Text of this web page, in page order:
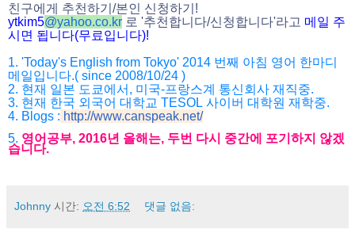
친구에게 추천하기 /본인 신청하기 !
ytkim5@yahoo.co.kr 로 '추천합니다/신청합니다'라고 메일 주
시면 됩니다(무료입니다)!
1. 'Today's English from Tokyo' 2014 번째 아침 영어 한마디
메일입니다.( since 2008/10/24 )
2. 현재 일본 도쿄에서 , 미국-프랑스계 통신회사 재직중.
3. 현재 한국 외국어 대학교 TESOL 사이버 대학원 재학중.
4. Blogs : http://www.canspeak.net/
5. 영어공부, 2016년 올해는, 두번 다시 중간에 포기하지 않겠
습니다.
Johnny 시간: 오전 6:52 댓글 없음: